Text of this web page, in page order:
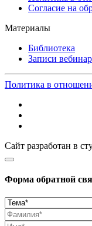
Согласие на
Материалы
Библиотека
Записи
Политика в
Сайт разработан в
Форма обратной